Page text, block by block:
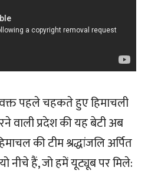
पहले चहकते हुए हिमाचली
वाली प्रदेश की यह बेटी अब
की टीम श्रद्धांजलि अर्पित
नीचे हैं, जो हमें यूट्यूब पर मिले: